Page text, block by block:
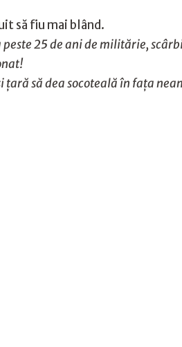
să fiu mai blând.
25 de ani de militărie,
să dea socoteală în faţa